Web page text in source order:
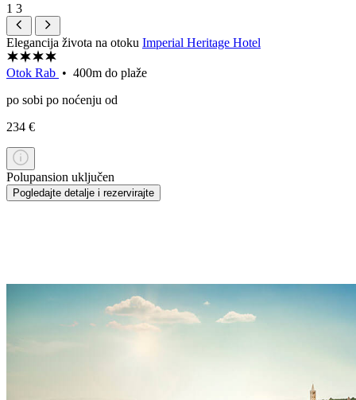
1 3
Elegancija života na otoku Imperial Heritage Hotel
Otok Rab • 400m do plaže
po sobi po noćenju od
234 €
Polupansion uključen
Pogledajte detalje i rezervirajte